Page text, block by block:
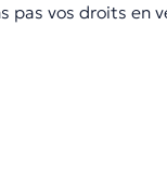
vos droits en